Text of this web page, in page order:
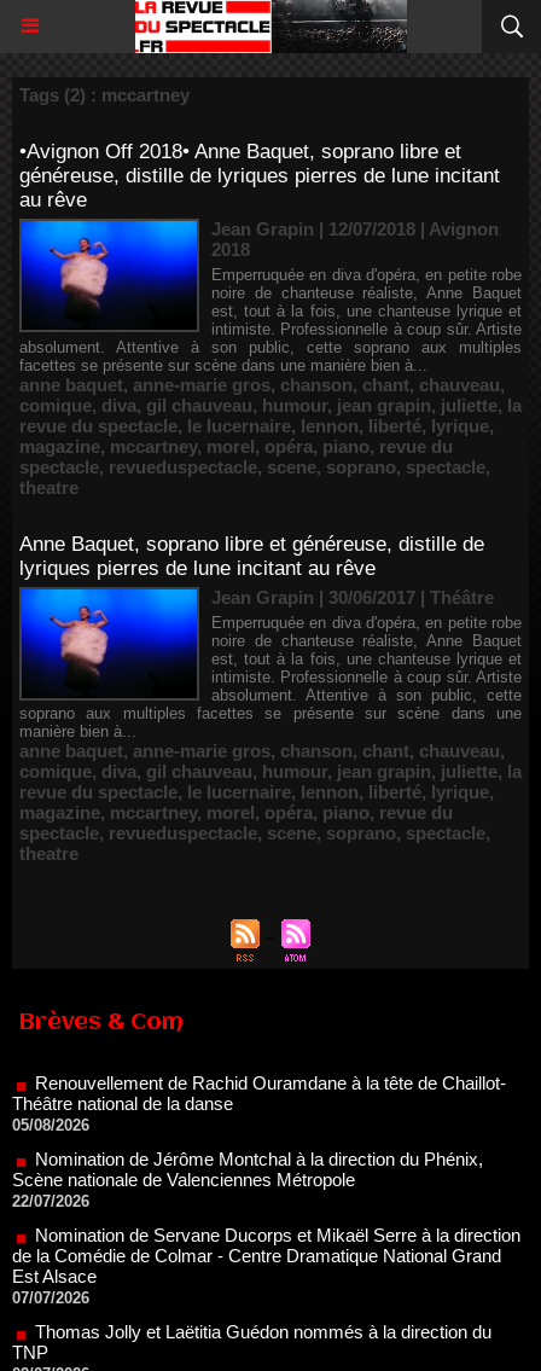
Tags (2) : mccartney
•Avignon Off 2018• Anne Baquet, soprano libre et
généreuse, distille de lyriques pierres de lune incitant
au rêve
Jean Grapin | 12/07/2018 | Avignon
2018
Emperruquée en diva d'opéra, en petite robe
noire de chanteuse réaliste, Anne Baquet
est, tout à la fois, une chanteuse lyrique et
intimiste. Professionnelle à coup sûr. Artiste
absolument. Attentive à son public, cette soprano aux multiples
facettes se présente sur scène dans une manière bien à...
anne baquet, anne-marie gros, chanson, chant, chauveau,
comique, diva, gil chauveau, humour, jean grapin, juliette, la
revue du spectacle, le lucernaire, lennon, liberté, lyrique,
magazine, mccartney, morel, opéra, piano, revue du
spectacle, revueduspectacle, scene, soprano, spectacle,
theatre
Anne Baquet, soprano libre et généreuse, distille de
lyriques pierres de lune incitant au rêve
Jean Grapin | 30/06/2017 | Théâtre
Emperruquée en diva d'opéra, en petite robe
noire de chanteuse réaliste, Anne Baquet
est, tout à la fois, une chanteuse lyrique et
intimiste. Professionnelle à coup sûr. Artiste
absolument. Attentive à son public, cette
soprano aux multiples facettes se présente sur scène dans une
manière bien à...
anne baquet, anne-marie gros, chanson, chant, chauveau,
comique, diva, gil chauveau, humour, jean grapin, juliette, la
revue du spectacle, le lucernaire, lennon, liberté, lyrique,
magazine, mccartney, morel, opéra, piano, revue du
spectacle, revueduspectacle, scene, soprano, spectacle,
theatre
Brèves & Com
Renouvellement de Rachid Ouramdane à la tête de Chaillot-
05/08/2026
Nomination de Jérôme Montchal à la direction du Phénix,
Scène nationale de Valenciennes Métropole
22/07/2026
Nomination de Servane Ducorps et Mikaël Serre à la direction
de la Comédie de Colmar - Centre Dramatique National Grand
Est Alsace
07/07/2026
Thomas Jolly et Laëtitia Guédon nommés à la direction du
TNP
02/07/2026
Fonds SACD Théâtre : les lauréats 2026